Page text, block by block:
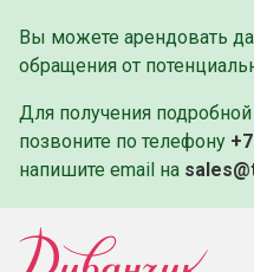
Вы можете арендовать
обращения от
Для получения
позвоните по телефону
напишите email на